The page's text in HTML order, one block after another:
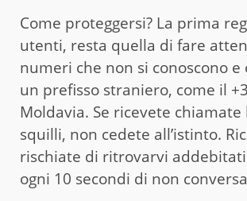
Come proteggersi? La prima
utenti, resta quella di fare
numeri che non si conoscono e
un prefisso straniero, come il
Moldavia. Se ricevete chiamate
squilli, non cedete all’istinto.
rischiate di ritrovarvi
ogni 10 secondi di non